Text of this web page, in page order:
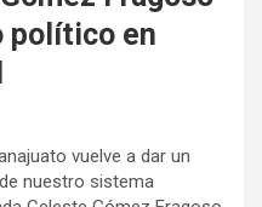
político en
vuelve a dar un
nuestro sistema